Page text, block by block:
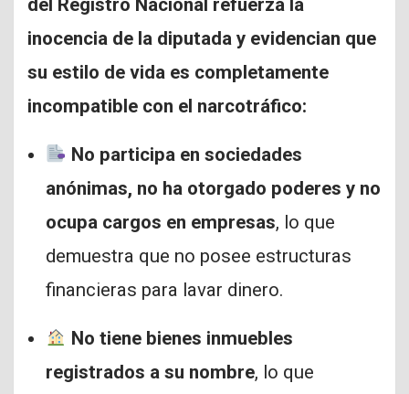
del Registro Nacional refuerza la
inocencia de la diputada y evidencian que
su estilo de vida es completamente
incompatible con el narcotráfico:
No participa en sociedades
anónimas, no ha otorgado poderes y no
ocupa cargos en empresas, lo que
demuestra que no posee estructuras
financieras para lavar dinero.
No tiene bienes inmuebles
registrados a su nombre, lo que